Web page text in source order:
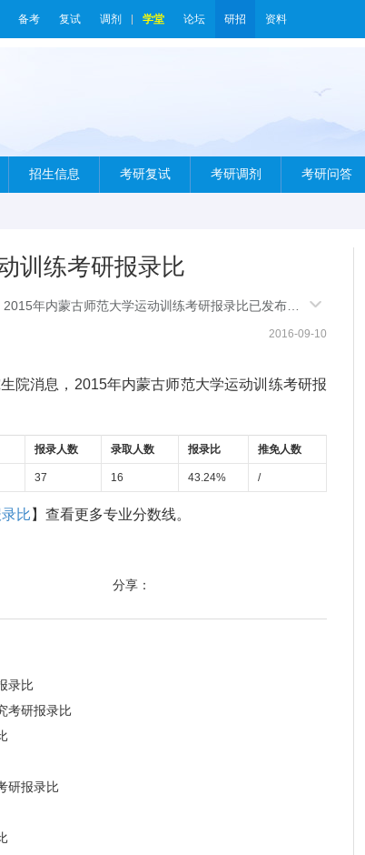
备考 复试 调剂 学堂 论坛 研招 资料
招生信息 考研复试 考研调剂 考研问答
训练考研报录比
年内蒙古师范大学运动训练考研报录比已发布，
2016-09-10
消息，2015年内蒙古师范大学运动训练考研报
报录人数 录取人数 报录比 推免人数
37 16 43.24% /
比 】查看更多专业分数线。
分享：
录比
考研报录比
研报录比